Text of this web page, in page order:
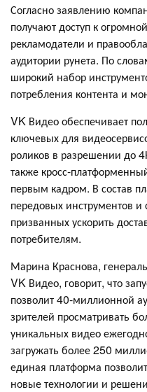
Согласно заявлению
получают доступ к
рекламодатели и
аудитории рунета. По
широкий набор
потребления контента и
VK Видео обеспечивает
ключевых для
роликов в разрешении до
также кросс-
первым кадром. В состав
передовых инструментов и
призванных ускорить
потребителям.
Марина Краснова,
VK Видео, говорит, что
позволит 40-миллионной
зрителей просматривать
уникальных видео
загружать более 250
единая платформа
новые технологии и